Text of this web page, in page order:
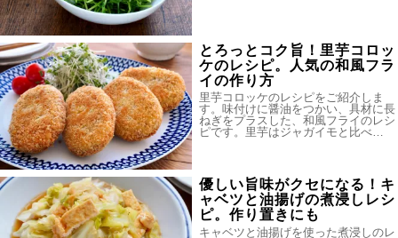
とろっとコク旨！里芋コロッ
ケのレシピ。人気の和風フラ
イの作り方
里芋コロッケのレシピをご紹介しま
す。味付けに醤油をつかい、具材に長
ねぎをプラスした、和風フライのレシ
ピです。里芋はジャガイモと比べ…
優しい旨味がクセになる！キ
ャベツと油揚げの煮浸しレシ
ピ。作り置きにも
キャベツと油揚げを使った煮浸しのレ